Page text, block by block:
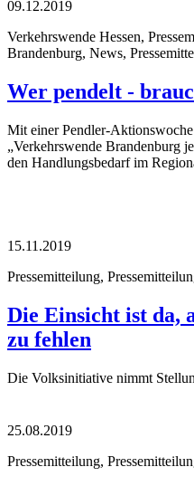
09.12.2019
Verkehrswende Hessen,
Brandenburg, News,
Wer pendelt -
Mit einer Pendler-
„Verkehrswende Brandenburg
den Handlungsbedarf im
15.11.2019
Pressemitteilung,
Die Einsicht ist da,
zu fehlen
Die Volksinitiative nimmt
25.08.2019
Pressemitteilung,